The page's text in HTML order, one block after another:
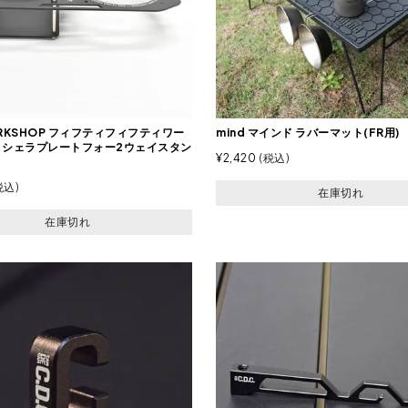
フィフティフィフティワー
ェラプレートフォー2ウェイスタン
込
在庫切れ
mind マインド ラバーマット(FR用)
¥2,420 税込
在庫切れ